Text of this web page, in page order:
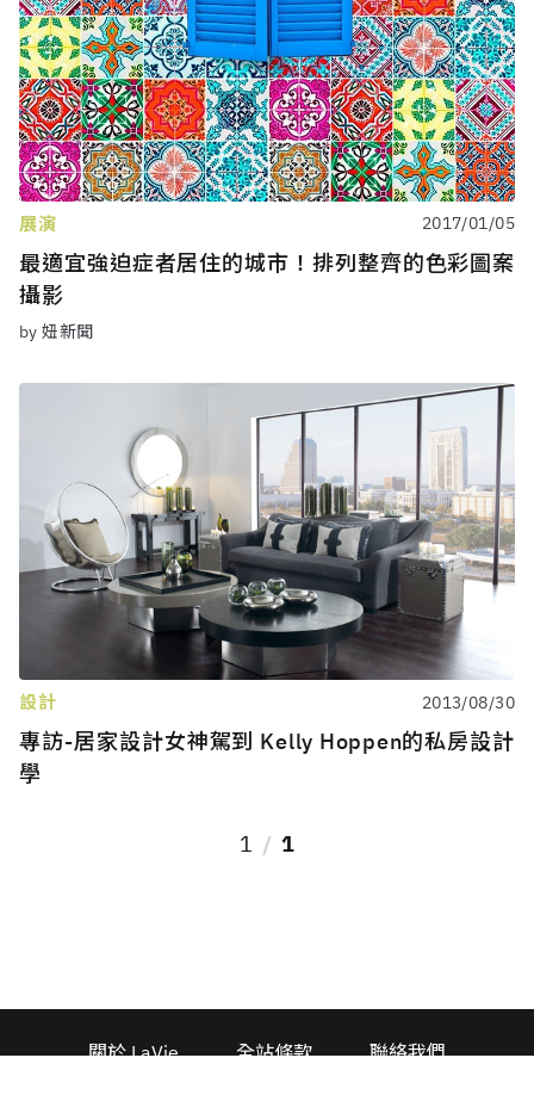
展演 2017/01/05
最適宜強迫症者居住的城市！排列整齊的色彩圖案
攝影
by 妞新聞
設計 2013/08/30
專訪-居家設計女神駕到 Kelly Hoppen的私房設計
學
1 1
關於 LaVie 全站條款
聯絡我們